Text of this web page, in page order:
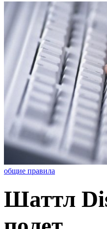
общие правила
Шаттл